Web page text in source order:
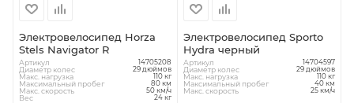
Электровелосипед Horza
Stels Navigator R
Артикул 14705208
Диаметр колес 29 дюймов
Макс. нагрузка 110 кг
Максимальный пробег 80 км
Макс. скорость 50 км/ч
Вес 24 кг
Электровелосипед Sporto
Hydra черный
Артикул 14704597
Диаметр колес 29 дюймов
Макс. нагрузка 110 кг
Максимальный пробег 40 км
Макс. скорость 25 км/ч